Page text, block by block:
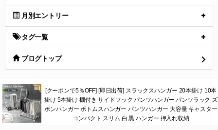
6月のお返事(06.03)
5月のお返事その3(05.26)
5月の限界日記(05.26)
5月のお返事その2
タグ一覧
ブログトップ